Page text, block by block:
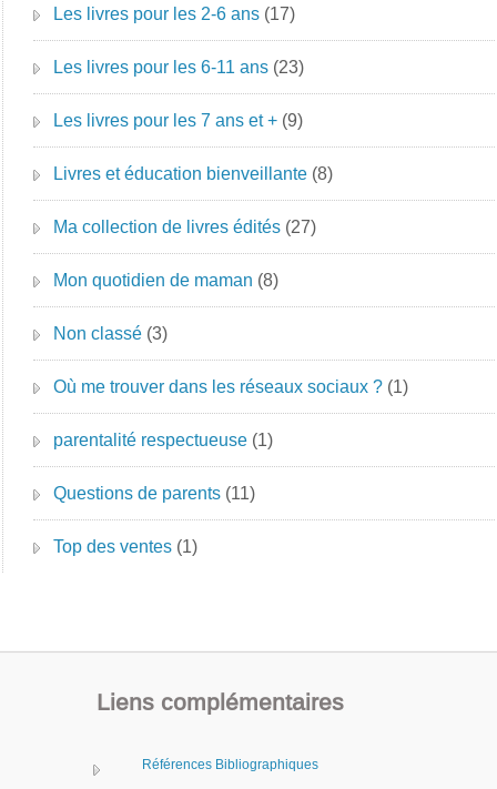
Les livres pour les 2-6 ans (17)
Les livres pour les 6-11 ans (23)
Les livres pour les 7 ans et + (9)
Livres et éducation bienveillante (8)
Ma collection de livres édités (27)
Mon quotidien de maman (8)
Non classé (3)
Où me trouver dans les réseaux sociaux ? (1)
parentalité respectueuse (1)
Questions de parents (11)
Top des ventes (1)
Liens complémentaires
Références Bibliographiques